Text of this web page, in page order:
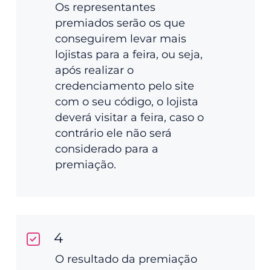
Os representantes
premiados serão os que
conseguirem levar mais
lojistas para a feira, ou seja,
após realizar o
credenciamento pelo site
com o seu código, o lojista
deverá visitar a feira, caso o
contrário ele não será
considerado para a
premiação.
4
O resultado da premiação